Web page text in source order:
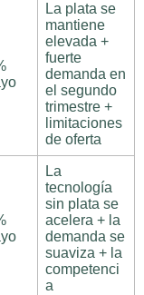
La plata se
mantiene
elevada +
fuerte
demanda en
el segundo
trimestre +
limitaciones
de oferta
La
tecnología
sin plata se
acelera + la
demanda se
suaviza + la
competenci
a